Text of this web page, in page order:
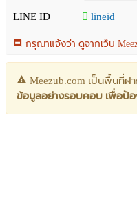
LINE ID lineid
กรุณาแจ้งว่า ดูจากเว็บ
Meezub.com เป็นพื้นที่ฝ
ข้อมูลอย่างรอบคอบ เพื่อป้